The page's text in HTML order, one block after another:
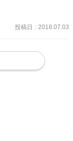
投稿日 : 2018.07.03